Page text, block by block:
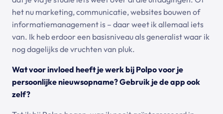
het nu marketing, communicatie, websites bouwen of
informatiemanagement is – daar weet ik allemaal iets
van. Ik heb erdoor een basisniveau als generalist waar ik
nog dagelijks de vruchten van pluk.
Wat voor invloed heeft je werk bij Polpo voor je
persoonlijke nieuwsopname? Gebruik je de app ook
zelf?